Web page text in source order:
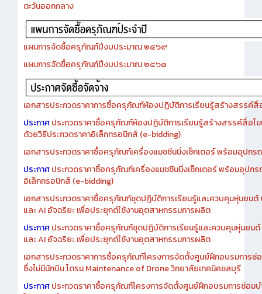
ประกาศมาตรการลดการใช้พลังงานเพื่อรองรับสถานการณ์วิกฤ
ตะวันออกกลาง
แผนการจัดซื้อครุภัณฑ์ปีงบประมาณ ๒๕๖๙
แผนการจัดซื้อครุภัณฑ์ปีงบประมาณ ๒๕๖๘
เอกสารประกวดราคาการซื้อครุภัณฑ์ห้องปฏิบัติการเรียนรู้สร้างสรรค์
ประกาศ ประกวดราคาซื้อครุภัณฑ์ห้องปฏิบัติการเรียนรู้สร้างสรรค์สื่อโ
ด้วยวิธีประกวดราคาอิเล็กทรอนิกส์ (e-bidding)
เอกสารประกวดราคาซื้อครุภัณฑ์เครื่องแมชชีนนิ่งเซ็กเตอร์ พร้อมอุปก
ประกาศประกวดราคาซื้อครุภัณฑ์เครื่องแมชชีนนิ่งเซ็กเตอร์ พร้อมอุปก
อิเล็กทรอนิกส์ (e-bidding)
เอกสารประกวดราคาซื้อครุภัณฑ์ชุดปฏิบัติการเรียนรู้และควบคุมหุ่นยน
และ AI อัจฉริยะ เพื่อประยุกต์ใช้งานอุตสาหกรรมการผลิต
ประกาศประกวดราคาซื้อครุภัณฑ์ชุดปฏิบัติการเรียนรู้และควบคุมหุ่นยน
และ AI อัจฉริยะ เพื่อประยุกต์ใช้งานอุตสาหกรรมการผลิต
เอกสารประกวดราคาการซื้อครุภัณฑ์โครงการจัดตั้งศูนย์ฝึกอบรมการซ่
ซึ่งไม่มีนักบิน โดรน Maintenance of Drone วิทยาลัยเทคนิคชลบุรี